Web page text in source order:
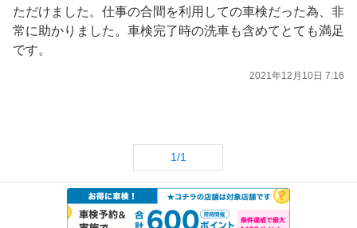
ただけました。仕事の合間を利用しての車検だった為、非
常に助かりました。車検完了時の洗車も含めてとても満足
です。
2021年12月10日 7:16
1/1